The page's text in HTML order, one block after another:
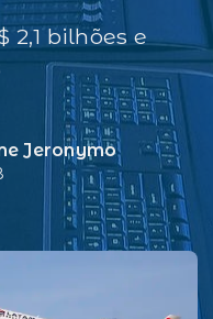
2,1 bilhões e
Jeronymo